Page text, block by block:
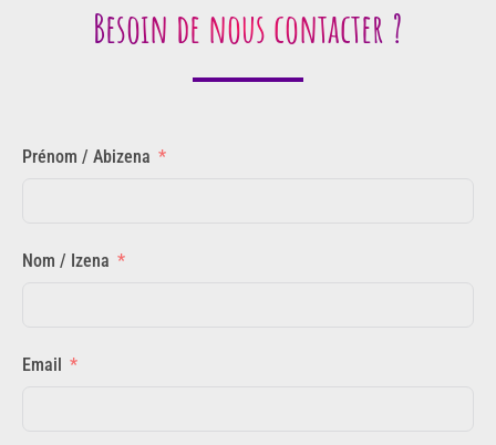
Besoin de nous contacter ?
Prénom / Abizena
Nom / Izena
Email